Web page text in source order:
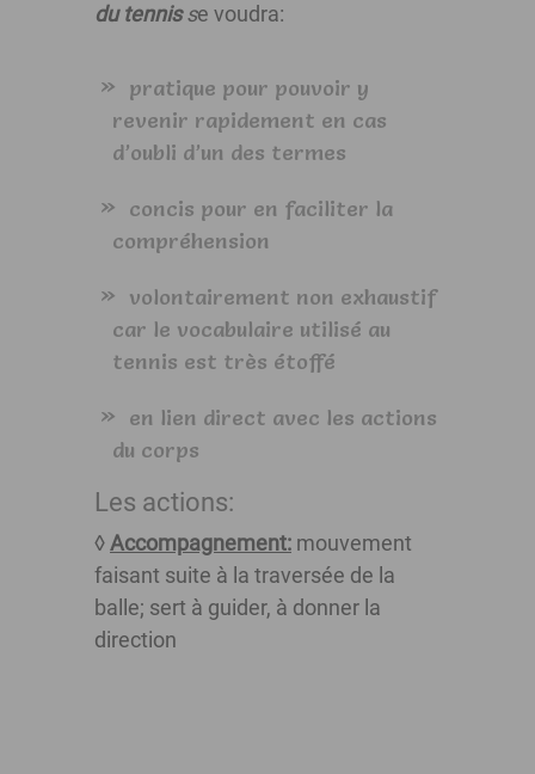
du tennisse voudra:
pratique pour pouvoir y
revenir rapidement en cas
d’oubli d’un des termes
concis pour en faciliter la
compréhension
volontairement non exhaustif
car le vocabulaire utilisé au
tennis est très étoffé
en lien direct avec les actions
du corps
Les actions:
◊Accompagnement: mouvement
faisant suite à la traversée de la
balle; sert à guider, à donner la
direction